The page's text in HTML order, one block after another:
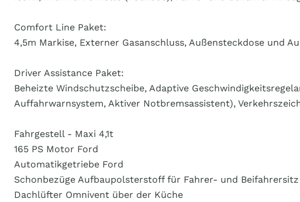
Comfort Line Paket:
4,5m Markise, Externer Gasanschluss, Außensteckdose und
Driver Assistance Paket:
Beheizte Windschutzscheibe, Adaptive
Auffahrwarnsystem, Aktiver Notbremsassistent),
Fahrgestell - Maxi 4,1t
165 PS Motor Ford
Automatikgetriebe Ford
Schonbezüge Aufbaupolsterstoff für Fahrer- und Beifahrersitz
Dachlüfter Omnivent über der Küche